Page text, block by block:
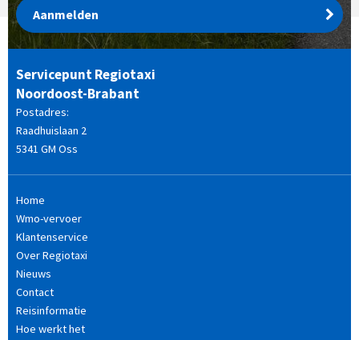
Aanmelden
Servicepunt Regiotaxi
Noordoost-Brabant
Postadres:
Raadhuislaan 2
5341 GM Oss
Home
Wmo-vervoer
Klantenservice
Over Regiotaxi
Nieuws
Contact
Reisinformatie
Hoe werkt het